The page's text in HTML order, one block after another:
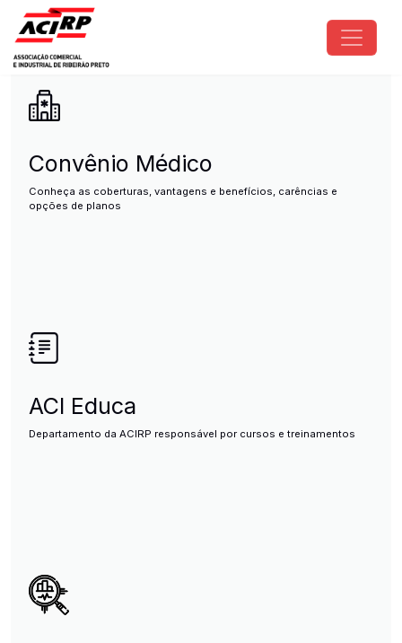
Pular para o conteúdo principal
ACIRP - Associação Comercial
Convênio Médico
Conheça as coberturas, vantagens e benefícios, carências e
opções de planos
ACI Educa
Departamento da ACIRP responsável por cursos e treinamentos